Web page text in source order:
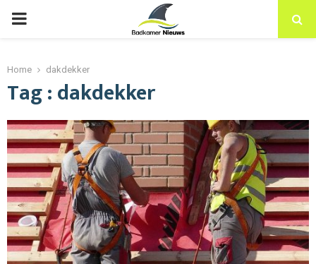
PRIMARY
Home dakdekker
Tag : dakdekker